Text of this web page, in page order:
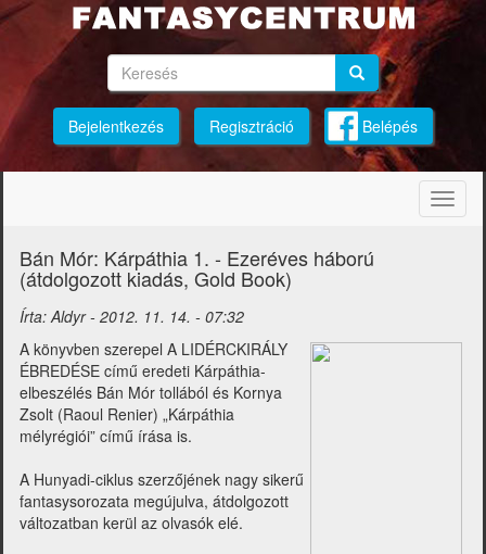
Ugrás
tartalomra
Keresés Keresés
Bejelentkezés Regisztráció Belépés
Bán Mór: Kárpáthia 1. - Ezeréves háború
(átdolgozott kiadás, Gold Book)
Írta:Aldyr- 2012. 11. 14. - 07:32
A könyvben szerepel A LIDÉRCKIRÁLY
ÉBREDÉSE című eredeti Kárpáthia-
elbeszélés Bán Mór tollából és Kornya
Zsolt (Raoul Renier) „Kárpáthia
mélyrégiói” című írása is.
A Hunyadi-ciklus szerzőjének nagy sikerű
fantasysorozata megújulva, átdolgozott
változatban kerül az olvasók elé.